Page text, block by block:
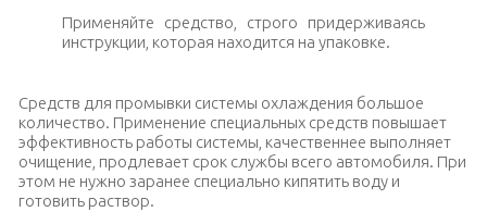
Применяйте средство, строго придерживаясь
инструкции, которая находится на упаковке.
Средств для промывки системы охлаждения большое
количество. Применение специальных средств повышает
эффективность работы системы, качественнее выполняет
очищение, продлевает срок службы всего автомобиля. При
этом не нужно заранее специально кипятить воду и
готовить раствор.